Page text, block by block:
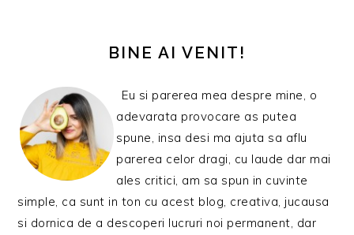
PRINCIPALĂBINE AI VENIT!
Eu si parerea mea despre mine, o
adevarata provocare as putea
spune, insa desi ma ajuta sa aflu
parerea celor dragi, cu laude dar mai
ales critici, am sa spun in cuvinte
simple, ca sunt in ton cu acest blog, creativa, jucausa
si dornica de a descoperi lucruri noi permanent, dar